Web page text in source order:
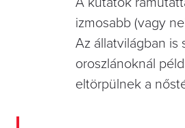
izmosabb (vagy
Az állatvilágban is
oroszlánoknál
eltörpülnek a